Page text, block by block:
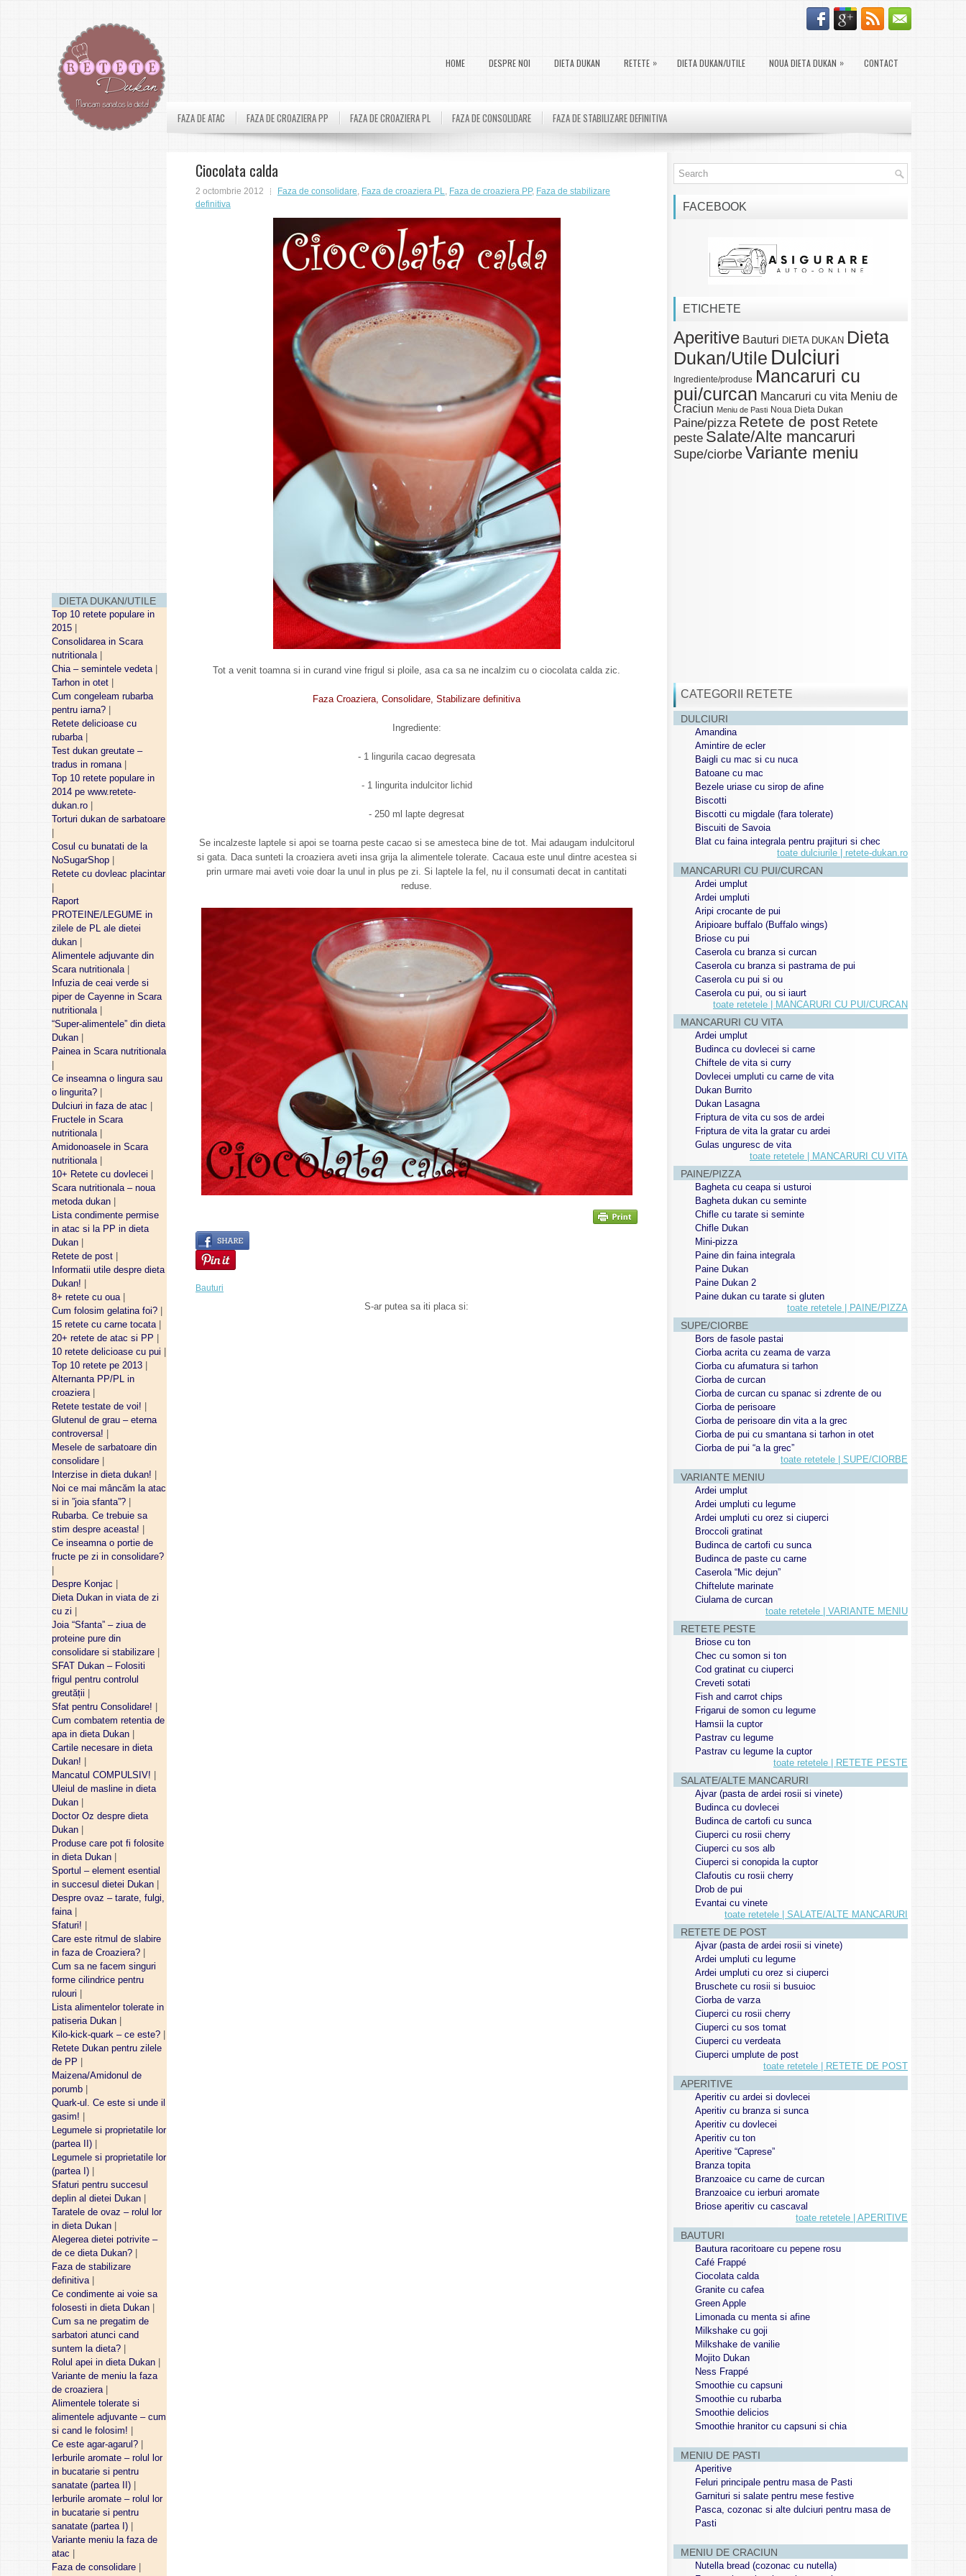
DIETA DUKAN/UTILE
Top 10 retete populare in
2015
Consolidarea in Scara
nutritionala
Chia – semintele vedeta
Tarhon in otet
Cum congeleam rubarba
pentru iarna?
Retete delicioase cu
rubarba
Test dukan greutate –
tradus in romana
Top 10 retete populare in
2014 pe www.retete-
dukan.ro
Torturi dukan de sarbatoare
Cosul cu bunatati de la
NoSugarShop
Retete cu dovleac placintar
Raport
PROTEINE/LEGUME in
zilele de PL ale dietei
dukan
Alimentele adjuvante din
Scara nutritionala
Infuzia de ceai verde si
piper de Cayenne in Scara
nutritionala
“Super-alimentele” din dieta
Dukan
Painea in Scara nutritionala
Ce inseamna o lingura sau
o lingurita?
Dulciuri in faza de atac
Fructele in Scara
nutritionala
Amidonoasele in Scara
nutritionala
10+ Retete cu dovlecei
Scara nutritionala – noua
metoda dukan
Lista condimente permise
in atac si la PP in dieta
Dukan
Retete de post
Informatii utile despre dieta
Dukan!
8+ retete cu oua
Cum folosim gelatina foi?
15 retete cu carne tocata
20+ retete de atac si PP
10 retete delicioase cu pui
Top 10 retete pe 2013
Alternanta PP/PL in
croaziera
Retete testate de voi!
Glutenul de grau – eterna
controversa!
Mesele de sarbatoare din
consolidare
Interzise in dieta dukan!
Noi ce mai mâncăm la atac
si in ”joia sfanta”?
Rubarba. Ce trebuie sa
stim despre aceasta!
Ce inseamna o portie de
fructe pe zi in consolidare?
Despre Konjac
Dieta Dukan in viata de zi
cu zi
Joia “Sfanta” – ziua de
proteine pure din
consolidare si stabilizare
SFAT Dukan – Folositi
frigul pentru controlul
greutății
Sfat pentru Consolidare!
Cum combatem retentia de
apa in dieta Dukan
Cartile necesare in dieta
Dukan!
Mancatul COMPULSIV!
Uleiul de masline in dieta
Dukan
Doctor Oz despre dieta
Dukan
Produse care pot fi folosite
in dieta Dukan
Sportul – element esential
in succesul dietei Dukan
Despre ovaz – tarate, fulgi,
faina
Sfaturi!
Care este ritmul de slabire
in faza de Croaziera?
Cum sa ne facem singuri
forme cilindrice pentru
rulouri
Lista alimentelor tolerate in
patiseria Dukan
Kilo-kick-quark – ce este?
Retete Dukan pentru zilele
de PP
Maizena/Amidonul de
porumb
Quark-ul. Ce este si unde il
gasim!
Legumele si proprietatile lor
(partea II)
Legumele si proprietatile lor
(partea I)
Sfaturi pentru succesul
deplin al dietei Dukan
Taratele de ovaz – rolul lor
in dieta Dukan
Alegerea dietei potrivite –
de ce dieta Dukan?
Faza de stabilizare
definitiva
Ce condimente ai voie sa
folosesti in dieta Dukan
Cum sa ne pregatim de
sarbatori atunci cand
suntem la dieta?
Rolul apei in dieta Dukan
Variante de meniu la faza
de croaziera
Alimentele tolerate si
alimentele adjuvante – cum
si cand le folosim!
Ce este agar-agarul?
Ierburile aromate – rolul lor
in bucatarie si pentru
sanatate (partea II)
Ierburile aromate – rolul lor
in bucatarie si pentru
sanatate (partea I)
Variante meniu la faza de
atac
Faza de consolidare
HOME DESPRE NOI DIETA DUKAN RETETE » DIETA DUKAN/UTILE NOUA DIETA DUKAN » CONTACT
FAZA DE ATAC FAZA DE CROAZIERA PP FAZA DE CROAZIERA PL FAZA DE CONSOLIDARE FAZA DE STABILIZARE DEFINITIVA
Ciocolata calda
2 octombrie 2012 Faza de consolidare, Faza de croaziera PL, Faza de croaziera PP, Faza de stabilizare
definitiva
Tot a venit toamna si in curand vine frigul si ploile, asa ca sa ne incalzim cu o ciocolata calda zic.
Faza Croaziera, Consolidare, Stabilizare definitiva
Ingrediente:
- 1 lingurila cacao degresata
- 1 lingurita indulcitor lichid
- 250 ml lapte degresat
Se incalzeste laptele si apoi se toarna peste cacao si se amesteca bine de tot. Mai adaugam indulcitorul
si gata. Daca sunteti la croaziera aveti insa grija la alimentele tolerate. Cacaua este unul dintre acestea si
prin urmare mai aveti voie doar la unul in plus pe zi. Si laptele la fel, nu il consumati decat in cantitati
reduse.
Bauturi
S-ar putea sa iti placa si:
FACEBOOK
ETICHETE
Aperitive Bauturi DIETA DUKAN Dieta
Dukan/Utile Dulciuri
Ingrediente/produse Mancaruri cu
pui/curcan Mancaruri cu vita Meniu de
Craciun Meniu de Pasti Noua Dieta Dukan
Paine/pizza Retete de post Retete
peste Salate/Alte mancaruri
Supe/ciorbeVariante meniu
CATEGORII RETETE
DULCIURI
Amandina
Amintire de ecler
Baigli cu mac si cu nuca
Batoane cu mac
Bezele uriase cu sirop de afine
Biscotti
Biscotti cu migdale (fara tolerate)
Biscuiti de Savoia
Blat cu faina integrala pentru prajituri si chec
toate dulciurile | retete-dukan.ro
MANCARURI CU PUI/CURCAN
Ardei umplut
Ardei umpluti
Aripi crocante de pui
Aripioare buffalo (Buffalo wings)
Briose cu pui
Caserola cu branza si curcan
Caserola cu branza si pastrama de pui
Caserola cu pui si ou
Caserola cu pui, ou si iaurt
toate retetele | MANCARURI CU PUI/CURCAN
MANCARURI CU VITA
Ardei umplut
Budinca cu dovlecei si carne
Chiftele de vita si curry
Dovlecei umpluti cu carne de vita
Dukan Burrito
Dukan Lasagna
Friptura de vita cu sos de ardei
Friptura de vita la gratar cu ardei
Gulas unguresc de vita
toate retetele | MANCARURI CU VITA
PAINE/PIZZA
Bagheta cu ceapa si usturoi
Bagheta dukan cu seminte
Chifle cu tarate si seminte
Chifle Dukan
Mini-pizza
Paine din faina integrala
Paine Dukan
Paine Dukan 2
Paine dukan cu tarate si gluten
toate retetele | PAINE/PIZZA
SUPE/CIORBE
Bors de fasole pastai
Ciorba acrita cu zeama de varza
Ciorba cu afumatura si tarhon
Ciorba de curcan
Ciorba de curcan cu spanac si zdrente de ou
Ciorba de perisoare
Ciorba de perisoare din vita a la grec
Ciorba de pui cu smantana si tarhon in otet
Ciorba de pui “a la grec”
toate retetele | SUPE/CIORBE
VARIANTE MENIU
Ardei umplut
Ardei umpluti cu legume
Ardei umpluti cu orez si ciuperci
Broccoli gratinat
Budinca de cartofi cu sunca
Budinca de paste cu carne
Caserola “Mic dejun”
Chiftelute marinate
Ciulama de curcan
toate retetele | VARIANTE MENIU
RETETE PESTE
Briose cu ton
Chec cu somon si ton
Cod gratinat cu ciuperci
Creveti sotati
Fish and carrot chips
Frigarui de somon cu legume
Hamsii la cuptor
Pastrav cu legume
Pastrav cu legume la cuptor
toate retetele | RETETE PESTE
SALATE/ALTE MANCARURI
Ajvar (pasta de ardei rosii si vinete)
Budinca cu dovlecei
Budinca de cartofi cu sunca
Ciuperci cu rosii cherry
Ciuperci cu sos alb
Ciuperci si conopida la cuptor
Clafoutis cu rosii cherry
Drob de pui
Evantai cu vinete
toate retetele | SALATE/ALTE MANCARURI
RETETE DE POST
Ajvar (pasta de ardei rosii si vinete)
Ardei umpluti cu legume
Ardei umpluti cu orez si ciuperci
Bruschete cu rosii si busuioc
Ciorba de varza
Ciuperci cu rosii cherry
Ciuperci cu sos tomat
Ciuperci cu verdeata
Ciuperci umplute de post
toate retetele | RETETE DE POST
APERITIVE
Aperitiv cu ardei si dovlecei
Aperitiv cu branza si sunca
Aperitiv cu dovlecei
Aperitiv cu ton
Aperitive “Caprese”
Branza topita
Branzoaice cu carne de curcan
Branzoaice cu ierburi aromate
Briose aperitiv cu cascaval
toate retetele | APERITIVE
BAUTURI
Bautura racoritoare cu pepene rosu
Café Frappé
Ciocolata calda
Granite cu cafea
Green Apple
Limonada cu menta si afine
Milkshake cu goji
Milkshake de vanilie
Mojito Dukan
Ness Frappé
Smoothie cu capsuni
Smoothie cu rubarba
Smoothie delicios
Smoothie hranitor cu capsuni si chia
MENIU DE PASTI
Aperitive
Feluri principale pentru masa de Pasti
Garnituri si salate pentru mese festive
Pasca, cozonac si alte dulciuri pentru masa de
Pasti
MENIU DE CRACIUN
Nutella bread (cozonac cu nutella)